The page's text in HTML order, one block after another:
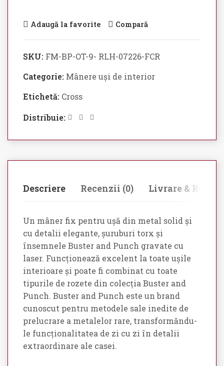
Adaugă la favorite Compară
SKU: FM-BP-OT-9- RLH-07226-FCR
Categorie: Mânere uși de interior
Etichetă: Cross
Distribuie:
Descriere Recenzii (0) Livrare & Retur
Un mâner fix pentru ușă din metal solid și
cu detalii elegante, șuruburi torx și
însemnele Buster and Punch gravate cu
laser. Funcționează excelent la toate ușile
interioare și poate fi combinat cu toate
tipurile de rozete din colecția Buster and
Punch. Buster and Punch este un brand
cunoscut pentru metodele sale inedite de
prelucrare a metalelor rare, transformăndu-
le funcționalitatea de zi cu zi în detalii
extraordinare ale casei.